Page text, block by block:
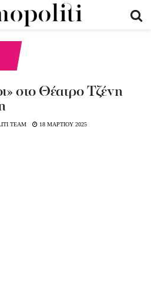
στο Θέατρο Τζένη
TEAM 18 ΜΑΡΤΙΟΥ 2025